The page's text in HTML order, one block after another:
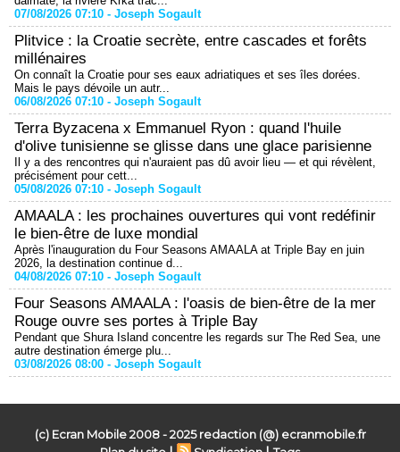
07/08/2026 07:10 - Joseph Sogault
Plitvice : la Croatie secrète, entre cascades et forêts
millénaires
On connaît la Croatie pour ses eaux adriatiques et ses îles dorées.
Mais le pays dévoile un autr...
06/08/2026 07:10 - Joseph Sogault
Terra Byzacena x Emmanuel Ryon : quand l'huile
d'olive tunisienne se glisse dans une glace parisienne
Il y a des rencontres qui n'auraient pas dû avoir lieu — et qui révèlent,
précisément pour cett...
05/08/2026 07:10 - Joseph Sogault
AMAALA : les prochaines ouvertures qui vont redéfinir
le bien-être de luxe mondial
Après l'inauguration du Four Seasons AMAALA at Triple Bay en juin
2026, la destination continue d...
04/08/2026 07:10 - Joseph Sogault
Four Seasons AMAALA : l'oasis de bien-être de la mer
Rouge ouvre ses portes à Triple Bay
Pendant que Shura Island concentre les regards sur The Red Sea, une
autre destination émerge plu...
03/08/2026 08:00 - Joseph Sogault
(c) Ecran Mobile 2008 - 2025 redaction (@) ecranmobile.fr